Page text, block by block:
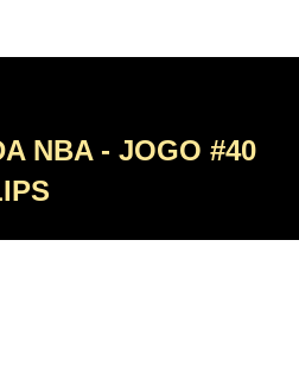
NBA - JOGO #40